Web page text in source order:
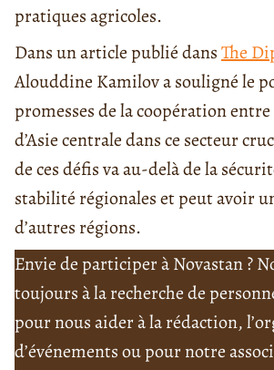
pratiques agricoles.
Dans un article publié dansThe
Alouddine Kamilov a souligné le
promesses de la coopération entre
d’Asie centrale dans ce secteur
de ces défis va au-delà de la
stabilité régionales et peut avoir
d’autres régions.
Envie de participer à Novastan ?
toujours à la recherche de
pour nous aider à la rédaction,
d’événements ou pour notre